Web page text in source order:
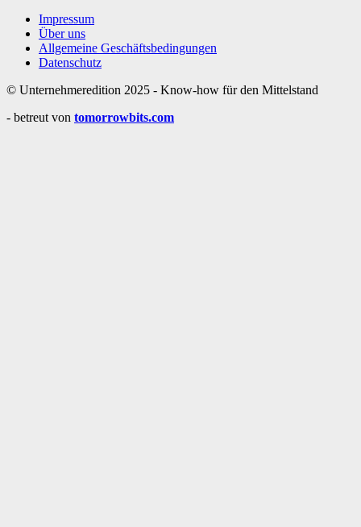
Impressum
Über uns
Allgemeine Geschäftsbedingungen
Datenschutz
© Unternehmeredition 2025 - Know-how für den Mittelstand
- betreut von tomorrowbits.com